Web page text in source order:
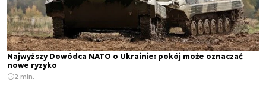
Najwyższy Dowódca NATO o Ukrainie: pokój może oznaczać
nowe ryzyko
2 min.